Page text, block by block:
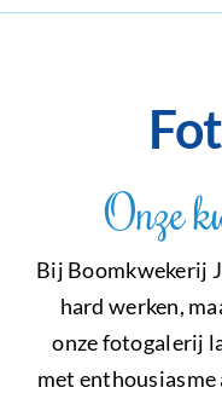
Onze
Bij Boomkwekerij
hard werken,
onze fotogalerij
met enthousiasme